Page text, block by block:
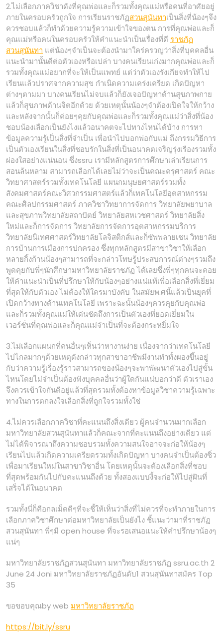
2.ไม่เลือกภาควิชาดังที่คุณพ่อและก็รวมทั้งคุณแม่หรือคนที่อาศัยอยู่
ภายในครอบครัวถูกใจ การเรียนราชภัฏสวนสุนันทาเป็นสิ่งที่น้องๆจึง
ควรชอบแล้วก็ทำด้วยความรู้ความเข้าใจของตน การที่คุณพ่อและก็
คุณแม่หรือคนในครอบครัวให้คำแนะนำเป็นเรื่องที่ดี ราชภัฏ
สวนสุนันทา แต่น้องๆจำเป็นจะต้องนำมาใคร่ครวญว่าสิ่งที่บุคคลอื่น
แนะนำมานั้นดีต่อตัวเองหรือเปล่า บางคนเรียนเก่งมากคุณพ่อและก็
รวมทั้งคุณแม่อยากที่จะให้เป็นแพทย์ แต่ว่าตัวเองรังเกียจทำให้ไป
เรียนแล้วปราศจากความสุข กำเนิดความเคร่งเครียด เกิดปัญหา
ต่างๆตามมา บางคนเรียนไม่จบแล้วก็ยังเจอปัญหาด้านสุขภาพกาย
แล้วก็สุขภาพด้านจิตอีกด้วย ด้วยเหตุนั้นน้องๆจำต้องเปิดใจให้กว้าง
และหลังจากนั้นก็ค่อยๆคุยกับคุณพ่อและก็รวมทั้งคุณแม่ว่าสิ่งที่น้อง
ชอบน้องเลือกเป็นยังไงแล้วอนาคตจะไปทางไหนได้บ้าง การหา
ข้อมูลความรู้เป็นสิ่งที่จำเป็น เพื่อนำไปบอกพ่อกับแม่ ถึงกรรมวิธีการ
เป็นตัวเองเรียนในสิ่งที่ชอบรักในสิ่งที่เป็นอนาคตเจริญรุ่งเรืองรวมทั้ง
ผ่องใสอย่างแน่นอน ซึ่งssru เรามีหลักสูตรการศึกษาเล่าเรียนการ
สอนล้นหลาม สามารถเลือกได้เลยไม่ว่าจะเป็นคณะครุศาสตร์ คณะ
วิทยาศาสตร์รวมทั้งเทคโนโลยี แผนกมนุษยศาสตร์รวมทั้ง
สังคมศาสตร์คณะวิศวกรรมศาสตร์แล้วก็เทคโนโลยีอุตสาหกรรม
คณะศิลปกรรมศาสตร์ ภาควิชาวิทยาการจัดการ วิทยาลัยพยาบาล
และสุขภาพวิทยาลัยสถาปัตย์ วิทยาลัยสหเวชศาสตร์ วิทยาลัยสิ่ง
ใหม่และก็การจัดการ วิทยาลัยการจัดการอุตสาหกรรมบริการ
วิทยาลัยนิเทศศาสตร์วิทยาลัยโลจิสติกส์และก็ซัพพลายเชน วิทยาลัย
การบ้านการเมืองการปกครอง ซึ่งทุกหลักสูตรมีสาขาวิชาให้เลือก
หลายกิ้งก้านน้องๆสามารถที่จะกล่าวโทษรู้ประสบการณ์ต่างๆรวมถึง
พูดคุยกับพี่ๆนักศึกษามหาวิทยาลัยราชภัฏ ได้เลยซึ่งพี่ๆทุกคนจะคอย
ให้คำแนะนำเป็นที่ปรึกษาให้กับน้องๆอย่างแน่แท้เพื่อเลือกสิ่งที่เยี่ยม
ที่สุดให้กับตัวเอง ไม่ต้องให้ใครมาบังคับ ในสมัยพ.ศนี้แล้วเป็นยุคที่
เปิดกว้างทางด้านเทคโนโลยี เพราะฉะนั้นน้องๆควรคุยกับคุณพ่อ
และก็รวมทั้งคุณแม่ให้เด่นชัดถึงการเป็นตัวเองที่ยอดเยี่ยมใน
เวอร์ชั่นที่คุณพ่อและก็คุณแม่จำเป็นที่จะต้องกระหยิ่มใจ
3.ไม่เลือกแผนกที่คนอื่นๆเห็นว่าหางานง่าย เนื่องจากว่าเทคโนโลยี
ไปไกลมากๆด้วยเหตุดังกล่าวทุกสาขาอาชีพมีงานทำทั้งผองขึ้นอยู่
กับว่าความรู้เรื่องรู้ราวสามารถของน้องๆจะพาพัฒนาตัวเองไปสู่ขั้น
ไหนโดยไม่จำเป็นต้องฟังบุคคลอื่นว่าผู้ใดกันแน่บอกว่าดี ตัวเราเอง
จึงควรเข้าใจกันดีอยู่แล้วที่สุดรวมทั้งต้องหาข้อมูลวิชาความรู้เฉพาะ
ทางในการตกลงใจเลือกสิ่งที่ถูกใจรวมทั้งใช่
4.ไม่ควรเลือกภาควิชาที่คะแนนถึงสิ่งเดียว ผู้คนจำนวนมากเลือก
มหาวิทยาลัยสวนสุนันทาแล้วก็คณะจากที่คะแนนถึงอย่างเดียว แต่
ไม่ได้พิจารณาถึงความชอบรวมทั้งความสนใจอาจจะก่อให้น้องๆ
เรียนไปแล้วเกิดความเครียดรวมทั้งเกิดปัญหา บางคนจำเป็นต้องซิ่ว
เพื่อมาเรียนใหม่ในสาขาวิชาอื่น โดยเหตุนั้นจะต้องเลือกสิ่งที่ชอบ
ที่สุดพร้อมกันไปกับคะแนนถึงด้วย ทั้งสองแบบงี้จะก่อให้ไปสู่ฝันที่
เสร็จได้ในอนาคต
รวมทั้งนี่ก็คือกลเม็ดดีๆที่จะชี้ให้เห็นว่าสิ่งที่ไม่ควรที่จะทำภายในการ
เลือกภาควิชาศึกษาต่อมหาวิทยาลัยเป็นยังไง ชี้แนะว่ามาที่ราชภัฏ
สวนสุนันทา พี่ๆมี open house ที่จะรอเสนอแนะให้คำปรึกษาน้องๆ
แน่ๆ
มหาวิทยาลัยราชภัฏสวนสุนันทา มหาวิทยาลัยราชภัฏ ssru.ac.th 2
June 24 Joni มหาวิทยาลัยราชภัฏอันดับ1 สวนสุนันทาสมัคร Top
35
ขอขอบคุณby web มหาวิทยาลัยราชภัฏ
https://bit.ly/ssru